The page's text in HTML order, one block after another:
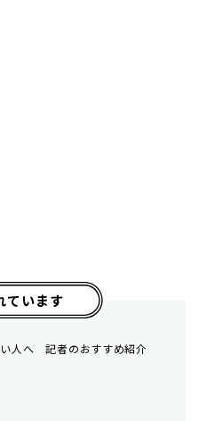
ています
人へ 記者のおすすめ紹介